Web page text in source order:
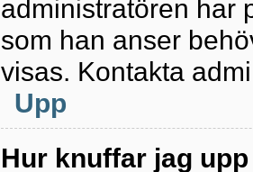
administratören har
som han anser
visas. Kontakta
Upp
Hur knuffar jag